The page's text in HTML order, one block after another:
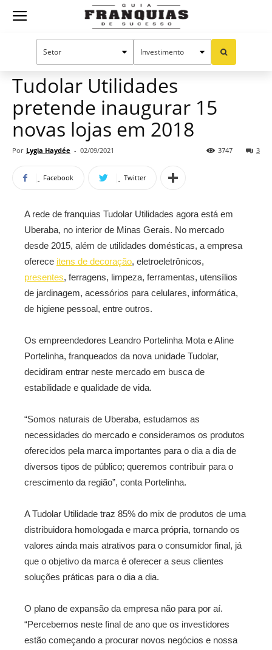
Guia
Mercado de franquias
Tudolar Utilidades
pretende inaugurar 15
novas lojas em 2018
Por Lygia Haydée - 02/09/2021 3
3747
Facebook Twitter
A rede de franquias Tudolar Utilidades agora está em
Uberaba, no interior de Minas Gerais. No mercado
desde 2015, além de utilidades domésticas, a empresa
oferece itens de decoração, eletroeletrônicos,
presentes, ferragens, limpeza, ferramentas, utensílios
de jardinagem, acessórios para celulares, informática,
de higiene pessoal, entre outros.
Os empreendedores Leandro Portelinha Mota e Aline
Portelinha, franqueados da nova unidade Tudolar,
decidiram entrar neste mercado em busca de
estabilidade e qualidade de vida.
“Somos naturais de Uberaba, estudamos as
necessidades do mercado e consideramos os produtos
oferecidos pela marca importantes para o dia a dia de
diversos tipos de público; queremos contribuir para o
crescimento da região”, conta Portelinha.
A Tudolar Utilidade traz 85% do mix de produtos de uma
distribuidora homologada e marca própria, tornando os
valores ainda mais atrativos para o consumidor final, já
que o objetivo da marca é oferecer a seus clientes
soluções práticas para o dia a dia.
O plano de expansão da empresa não para por aí.
“Percebemos neste final de ano que os investidores
estão começando a procurar novos negócios e nossa